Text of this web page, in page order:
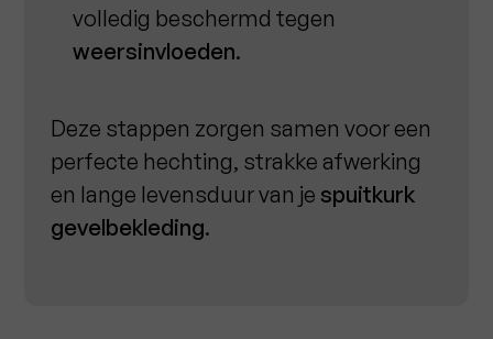
volledig beschermd tegen
weersinvloeden.
Deze stappen zorgen samen voor een
perfecte hechting, strakke afwerking
en lange levensduur van je spuitkurk
gevelbekleding.